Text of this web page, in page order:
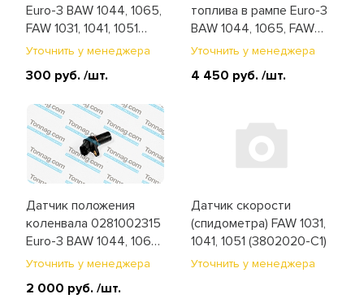
Euro-3 BAW 1044, 1065,
FAW 1031, 1041, 1051
(3818020-X2)
Уточнить у менеджера
300 руб. /шт.
топлива в рампе Euro-3
BAW 1044, 1065, FAW
1041, 1051 (0281002937)
Уточнить у менеджера
4 450 руб. /шт.
Датчик положения
коленвала 0281002315
Euro-3 BAW 1044, 1065,
FAW 1031, 1041, 1051,
Уточнить у менеджера
2 000 руб. /шт.
Датчик скорости
(спидометра) FAW 1031,
1041, 1051 (3802020-C1)
Уточнить у менеджера